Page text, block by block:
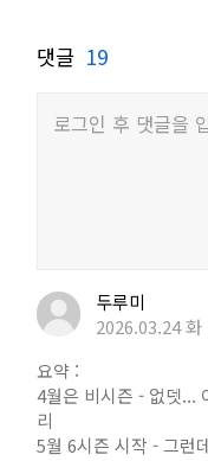
댓글 19
로그인 후 댓글을
두루미
2026.03.24 화
요약 :
4월은 비시즌 - 없뎃...
리
5월 6시즌 시작 - 그런